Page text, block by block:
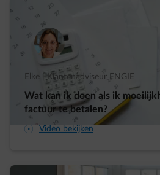
Elke | Klantenadviseur ENGIE
Wat kan ik doen als ik
factuur te betalen?
arrow-play-fwd Video bekijken